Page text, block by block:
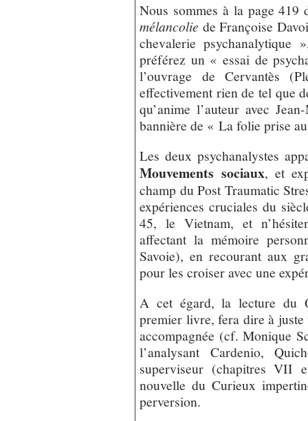
Nous sommes à la page 419
mélancolie de Françoise
chevalerie psychanalytique
préférez un « essai de
l’ouvrage de Cervantès
effectivement rien de tel que
qu’anime l’auteur avec
bannière de « La folie prise
Les deux psychanalystes
Mouvements sociaux, et
champ du Post Traumatic
expériences cruciales du
45, le Vietnam, et
affectant la mémoire
Savoie), en recourant aux
pour les croiser avec une
A cet égard, la lecture du
premier livre, fera dire à
accompagnée (cf. Monique
l’analysant Cardenio,
superviseur (chapitres
nouvelle du Curieux
perversion.